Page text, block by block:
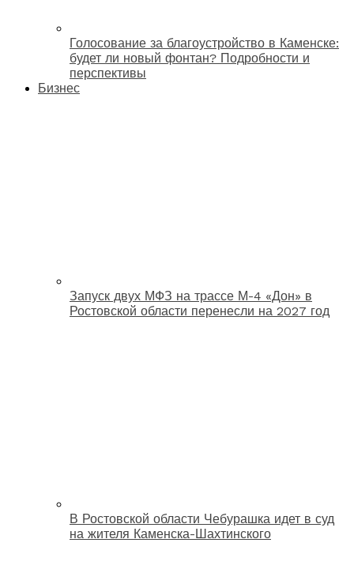
Голосование за благоустройство в Каменске:
будет ли новый фонтан? Подробности и
перспективы
Бизнес
Запуск двух МФЗ на трассе М-4 «Дон» в
Ростовской области перенесли на 2027 год
В Ростовской области Чебурашка идет в суд
на жителя Каменска-Шахтинского